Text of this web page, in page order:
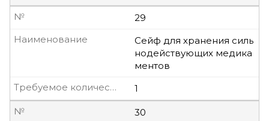
29
№
Сейф для хранения силь
нодействующих медика
ментов
Наименование
1
Требуемое количество, шт
30
№